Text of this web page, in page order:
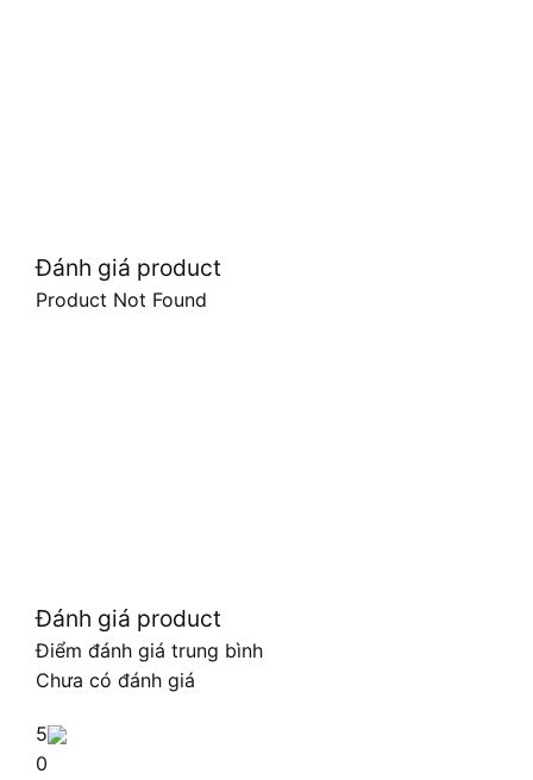
Đánh giá product
Product Not Found
Đánh giá product
Điểm đánh giá trung bình
Chưa có đánh giá
5
0